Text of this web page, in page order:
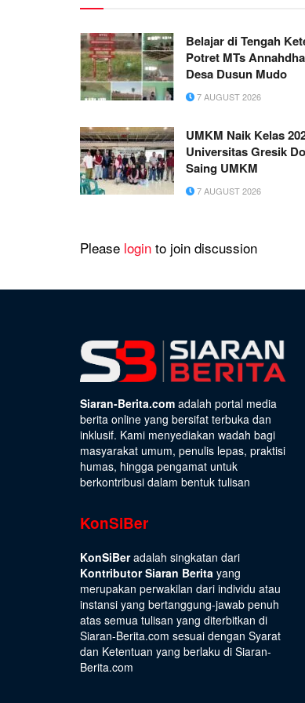
Belajar di Tengah
Potret MTs
Desa Dusun Mudo
7 AUGUST 2026
UMKM Naik Kelas
Universitas Gresik
Saing UMKM
7 AUGUST 2026
Please login to join discussion
Siaran-Berita.com adalah portal media
berita online yang bersifat terbuka dan
inklusif. Kami menyediakan wadah bagi
masyarakat umum, penulis lepas, praktisi
humas, hingga pengamat untuk
berkontribusi dalam bentuk tulisan
KonSiBer
KonSiBeradalah singkatan dari
Kontributor Siaran Berita yang
merupakan perwakilan dari individu atau
instansi yang bertanggung-jawab penuh
atas semua tulisan yang diterbitkan di
Siaran-Berita.com sesuai dengan Syarat
dan Ketentuan yang berlaku di Siaran-
Berita.com